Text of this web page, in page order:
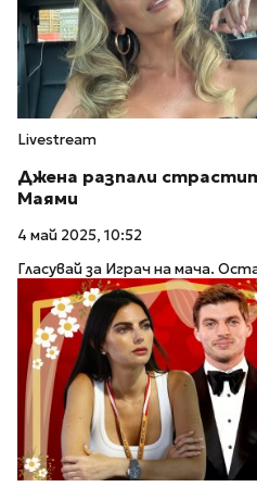
Livestream
Джена разпали
Маями
4 май 2025, 10:52
Гласувай за Играч на мача.